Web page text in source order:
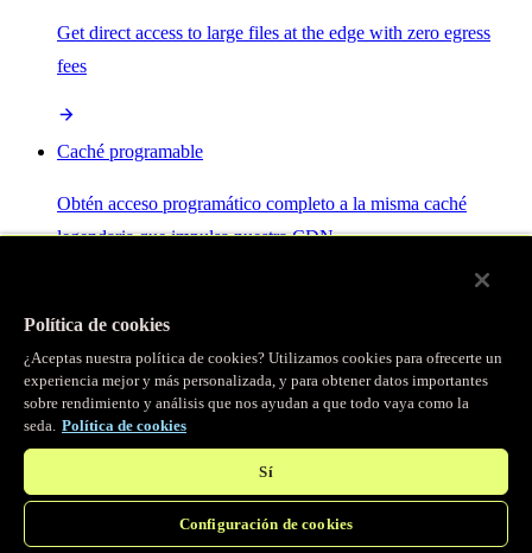
Get direct access to large files at the edge with zero egress
fees
Caché programable
Obtén acceso programático completo a la misma caché
legendaria que impulsa nuestra CDN.
Servidor MCP
Control por IA para tus servicios Fastly.
Política de cookies
¿Aceptas nuestra política de cookies? Utilizamos cookies para ofrecerte un
experiencia mejor y más personalizada, y para obtener datos importantes
sobre rendimiento y análisis que nos ayudan a que todo vaya como la
seda. Política de cookies
Sí
Configuración de cookies